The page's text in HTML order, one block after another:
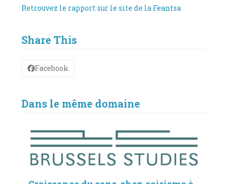
Retrouvez le rapport sur le site de la Feantsa
Share This
Facebook
Dans le même domaine